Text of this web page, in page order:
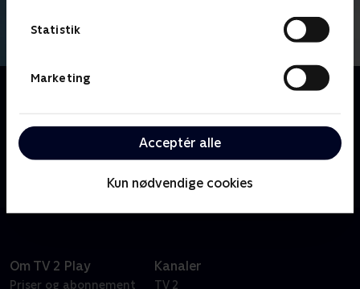
Statistik
Marketing
Acceptér alle
Kun nødvendige cookies
Om The Office
medarbejderne på Dunder Mifflins kontorartikel-
virksomhed, der er baseret i Scranton, hvor fejder og
dokumentarhold.
Om TV 2 Play
Priser og abonnement
Kanaler
TV 2